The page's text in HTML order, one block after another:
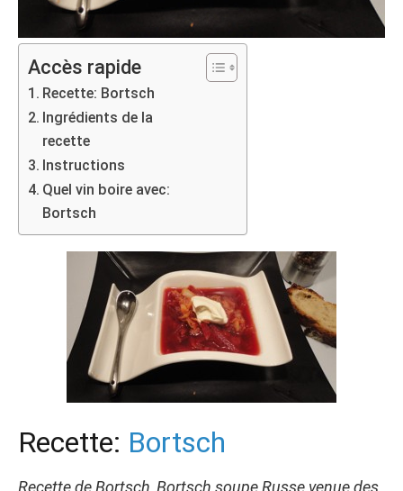
Accès rapide
Recette: Bortsch
Ingrédients de la
recette
Instructions
Quel vin boire avec:
Bortsch
Recette: Bortsch
Recette de Bortsch, Bortsch soupe Russe venue des